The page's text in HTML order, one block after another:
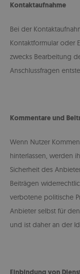
Kontaktaufnahme
Bei der
Kontaktformular oder
zwecks Bearbeitung
Anschlussfragen
Kommentare und
Wenn Nutzer
hinterlassen, werden
Sicherheit des
Beiträgen
verbotene politische
Anbieter selbst für
und ist daher an der